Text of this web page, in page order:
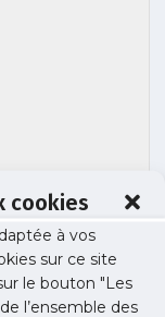
cookies
à vos
sur ce site
le bouton "Les
l’ensemble des